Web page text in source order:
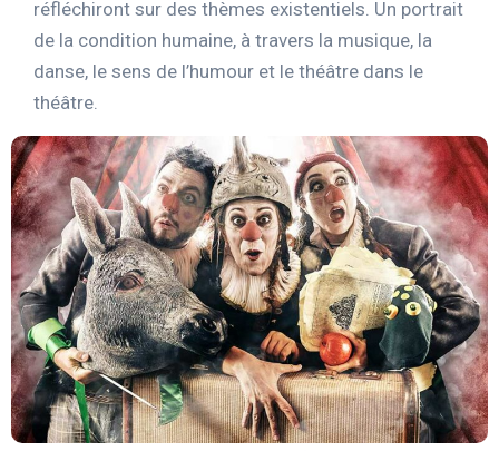
réfléchiront sur des thèmes existentiels. Un portrait
de la condition humaine, à travers la musique, la
danse, le sens de l’humour et le théâtre dans le
théâtre.